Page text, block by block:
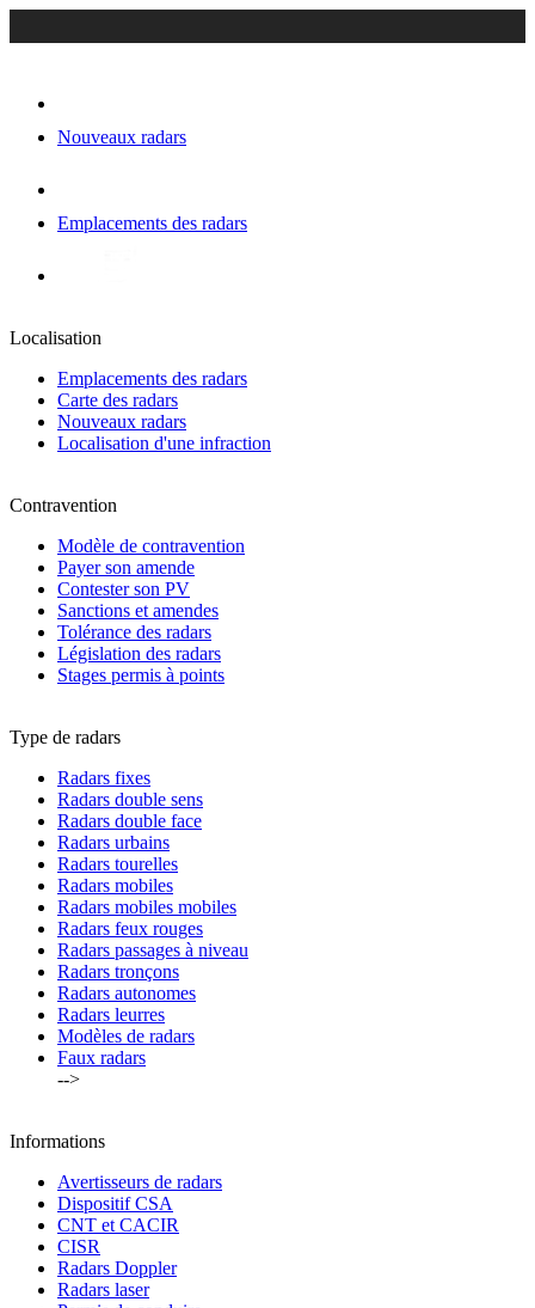
Nouveaux radars
Emplacements des radars
Localisation
Emplacements des radars
Carte des radars
Nouveaux radars
Localisation d'une infraction
Contravention
Modèle de contravention
Payer son amende
Contester son PV
Sanctions et amendes
Tolérance des radars
Législation des radars
Stages permis à points
Type de radars
Radars fixes
Radars double sens
Radars double face
Radars urbains
Radars tourelles
Radars mobiles
Radars mobiles mobiles
Radars feux rouges
Radars passages à niveau
Radars tronçons
Radars autonomes
Radars leurres
Modèles de radars
Faux radars
-->
Informations
Avertisseurs de radars
Dispositif CSA
CNT et CACIR
CISR
Radars Doppler
Radars laser